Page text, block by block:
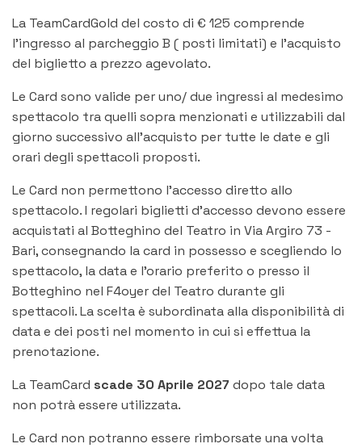
La TeamCardGold del costo di € 125 comprende
l’ingresso al parcheggio B ( posti limitati) e l’acquisto
del biglietto a prezzo agevolato.
Le Card sono valide per uno/ due ingressi al medesimo
spettacolo tra quelli sopra menzionati e utilizzabili dal
giorno successivo all’acquisto per tutte le date e gli
orari degli spettacoli proposti.
Le Card non permettono l’accesso diretto allo
spettacolo. I regolari biglietti d’accesso devono essere
acquistati al Botteghino del Teatro in Via Argiro 73 -
Bari, consegnando la card in possesso e scegliendo lo
spettacolo, la data e l’orario preferito o presso il
Botteghino nel F4oyer del Teatro durante gli
spettacoli. La scelta è subordinata alla disponibilità di
data e dei posti nel momento in cui si effettua la
prenotazione.
La TeamCard scade 30 Aprile 2027 dopo tale data
non potrà essere utilizzata.
Le Card non potranno essere rimborsate una volta